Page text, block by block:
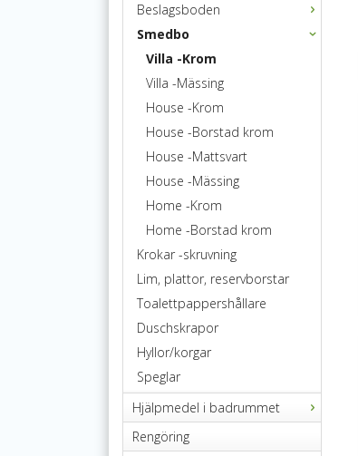
Beslagsboden
Smedbo
Villa -Krom
Villa -Mässing
House -Krom
House -Borstad krom
House -Mattsvart
House -Mässing
Home -Krom
Home -Borstad krom
Krokar -skruvning
Lim, plattor, reservborstar
Toalettpappershållare
Duschskrapor
Hyllor/korgar
Speglar
Hjälpmedel i badrummet
Rengöring